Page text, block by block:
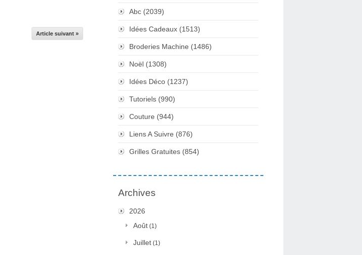
Article suivant »
Abc (2039)
Idées Cadeaux (1513)
Broderies Machine (1486)
Noël (1308)
Idées Déco (1237)
Tutoriels (990)
Couture (944)
Liens A Suivre (876)
Grilles Gratuites (854)
Archives
2026
Août (1)
Juillet (1)